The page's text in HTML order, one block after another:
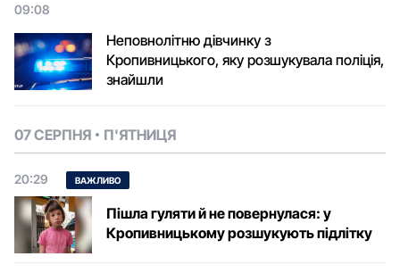
09:08
Неповнолітню дівчинку з
Кропивницького, яку розшукувала поліція,
знайшли
07 СЕРПНЯ П'ЯТНИЦЯ
20:29 ВАЖЛИВО
Пішла гуляти й не повернулася: у
Кропивницькому розшукують підлітку